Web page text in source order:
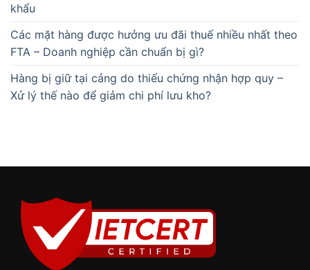
khẩu
Các mặt hàng được hưởng ưu đãi thuế nhiều nhất theo
FTA – Doanh nghiệp cần chuẩn bị gì?
Hàng bị giữ tại cảng do thiếu chứng nhận hợp quy –
Xử lý thế nào để giảm chi phí lưu kho?